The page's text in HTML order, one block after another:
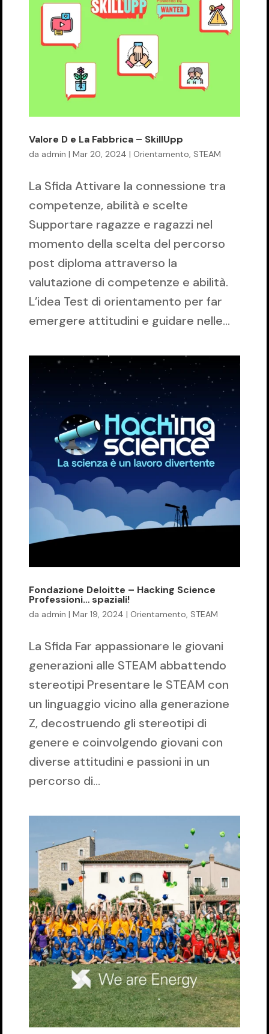
Valore D e La Fabbrica – SkillUpp
da admin | Mar 20, 2024 | Orientamento, STEAM
La Sfida Attivare la connessione tra
competenze, abilità e scelte
Supportare ragazze e ragazzi nel
momento della scelta del percorso
post diploma attraverso la
valutazione di competenze e abilità.
L’idea Test di orientamento per far
emergere attitudini e guidare nelle...
Fondazione Deloitte – Hacking Science
Professioni… spaziali!
da admin | Mar 19, 2024 | Orientamento, STEAM
La Sfida Far appassionare le giovani
generazioni alle STEAM abbattendo
stereotipi Presentare le STEAM con
un linguaggio vicino alla generazione
Z, decostruendo gli stereotipi di
genere e coinvolgendo giovani con
diverse attitudini e passioni in un
percorso di...